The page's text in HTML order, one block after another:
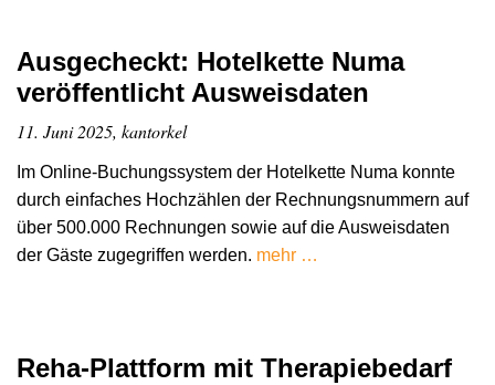
Ausgecheckt: Hotelkette Numa
veröffentlicht Ausweisdaten
11. Juni 2025, kantorkel
Im Online-Buchungssystem der Hotelkette Numa konnte
durch einfaches Hochzählen der Rechnungsnummern auf
über 500.000 Rechnungen sowie auf die Ausweisdaten
der Gäste zugegriffen werden. mehr …
Reha-Plattform mit Therapiebedarf